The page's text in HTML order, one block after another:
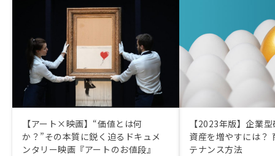
【アート×映画】“価値とは何
か？”その本質に鋭く迫るドキュメ
ンタリー映画『アートのお値段』
【2023年版】企業
資産を増やすには？
テナンス方法